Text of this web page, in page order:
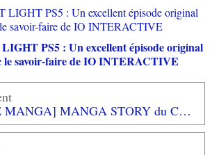
PS5 : Un excellent épisode original
le savoir-faire de IO INTERACTIVE
[REVUE LIVRE MANGA] MANGA STORY du CHEF OTAKU aux éditions HOEBEKE